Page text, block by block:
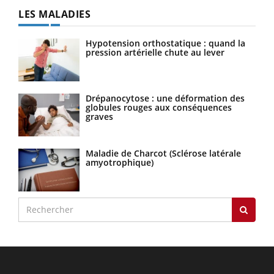
LES MALADIES
Hypotension orthostatique : quand la
pression artérielle chute au lever
Drépanocytose : une déformation des
globules rouges aux conséquences
graves
Maladie de Charcot (Sclérose latérale
amyotrophique)